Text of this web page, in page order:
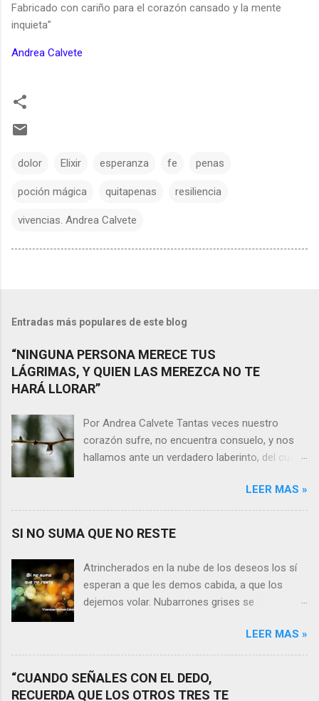
Fabricado con cariño para el corazón cansado y la mente
inquieta”
Andrea Calvete
dolor Elixir esperanza fe penas
poción mágica quitapenas resiliencia
vivencias. Andrea Calvete
Entradas más populares de este blog
“NINGUNA PERSONA MERECE TUS
LÁGRIMAS, Y QUIEN LAS MEREZCA NO TE
HARÁ LLORAR”
Por Andrea Calvete Tantas veces nuestro
corazón sufre, no encuentra consuelo, y nos
hallamos ante un verdadero laberinto, del cual
razones pierden el sentido, y las respuestas se
alejan tan distantes que no alcanzamos a
nuestras lágrimas?, quizás quien esté
Por otra parte, si nos ponemos a pensar en
algún momento de la vida todos hemos sufrido
por causa de una persona. Entonces ¿cómo
“ninguna persona merece tus lágrimas, y quien
las merezca no te hará llorar”, tal vez
LEER MAS »
SI NO SUMA QUE NO RESTE
Atrincherados en la nube de los deseos los sí
esperan a que les demos cabida, a que los
dejemos volar. Nubarrones grises se
indecisión, o simplemente por no ver con
claridad el camino a seguir. Lo claro es que si
no suma que no reste. En esa puja por decidir,
entran en nuestra vida conceptos y personas
LEER MAS »
“CUANDO SEÑALES CON EL DEDO,
RECUERDA QUE LOS OTROS TRES TE